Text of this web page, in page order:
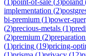
implementation (2)
bi-premium (1)power-
(2)precious-metals (1)
(2)premium (2)preparation
(1)pricing (19)pricing-